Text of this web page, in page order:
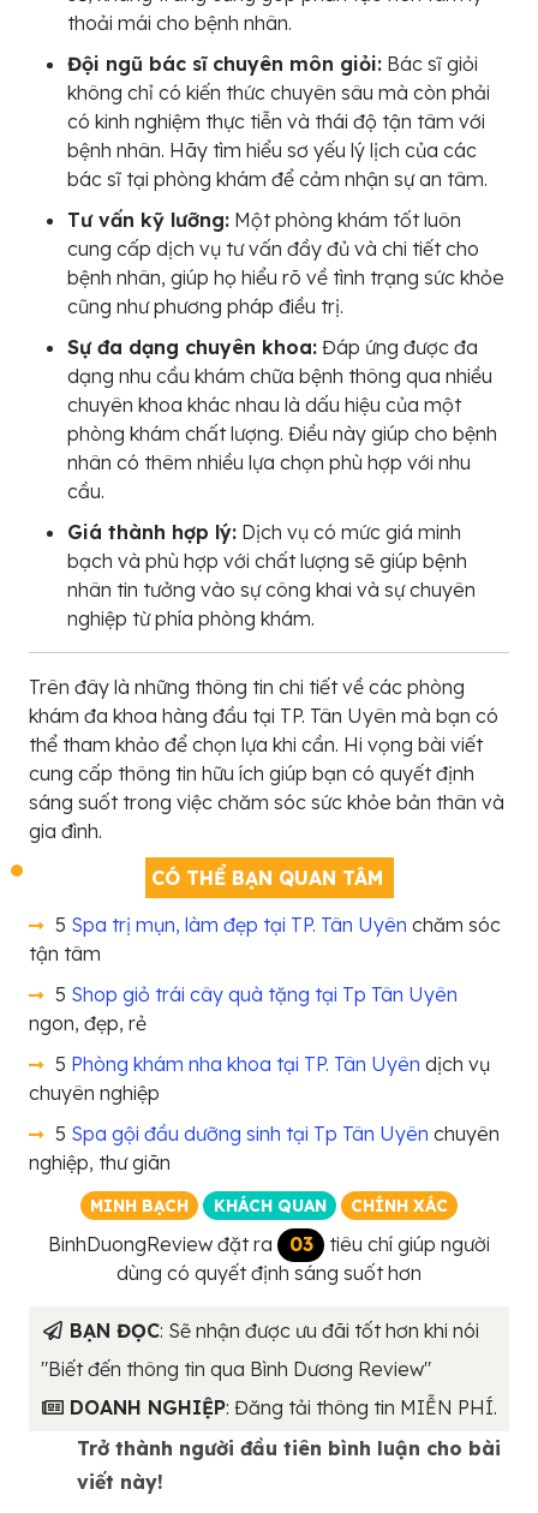
thoải mái cho bệnh nhân.
Đội ngũ bác sĩ chuyên môn giỏi: Bác sĩ giỏi
không chỉ có kiến thức chuyên sâu mà còn phải
có kinh nghiệm thực tiễn và thái độ tận tâm với
bệnh nhân. Hãy tìm hiểu sơ yếu lý lịch của các
bác sĩ tại phòng khám để cảm nhận sự an tâm.
Tư vấn kỹ lưỡng: Một phòng khám tốt luôn
cung cấp dịch vụ tư vấn đầy đủ và chi tiết cho
bệnh nhân, giúp họ hiểu rõ về tình trạng sức khỏe
cũng như phương pháp điều trị.
Sự đa dạng chuyên khoa: Đáp ứng được đa
dạng nhu cầu khám chữa bệnh thông qua nhiều
chuyên khoa khác nhau là dấu hiệu của một
phòng khám chất lượng. Điều này giúp cho bệnh
nhân có thêm nhiều lựa chọn phù hợp với nhu
cầu.
Giá thành hợp lý: Dịch vụ có mức giá minh
bạch và phù hợp với chất lượng sẽ giúp bệnh
nhân tin tưởng vào sự công khai và sự chuyên
nghiệp từ phía phòng khám.
Trên đây là những thông tin chi tiết về các phòng
khám đa khoa hàng đầu tại TP. Tân Uyên mà bạn có
thể tham khảo để chọn lựa khi cần. Hi vọng bài viết
cung cấp thông tin hữu ích giúp bạn có quyết định
sáng suốt trong việc chăm sóc sức khỏe bản thân và
gia đình.
CÓ THỂ BẠN QUAN TÂM
5 Spa trị mụn, làm đẹp tại TP. Tân Uyên chăm sóc
tận tâm
5 Shop giỏ trái cây quà tặng tại Tp Tân Uyên
ngon, đẹp, rẻ
5 Phòng khám nha khoa tại TP. Tân Uyên dịch vụ
chuyên nghiệp
5 Spa gội đầu dưỡng sinh tại Tp Tân Uyên chuyên
nghiệp, thư giãn
MINH BẠCH KHÁCH QUAN CHÍNH XÁC
BinhDuongReview đặt ra 03
tiêu chí giúp người
dùng có quyết định sáng suốt hơn
BẠN ĐỌC: Sẽ nhận được ưu đãi tốt hơn khi nói
"Biết đến thông tin qua Bình Dương Review"
DOANH NGHIỆP: Đăng tải thông tin MIỄN PHÍ.
Trở thành người đầu tiên bình luận cho bài
viết này!